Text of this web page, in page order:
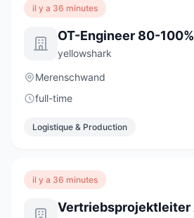
il y a 36 minutes
OT-Engineer 80-100%
yellowshark
Merenschwand
full-time
Logistique & Production
il y a 36 minutes